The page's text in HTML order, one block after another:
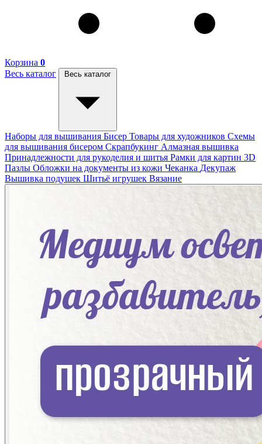
Корзина 0
Весь каталог
Весь каталог
Наборы для вышивания Бисер Товары для художников Схемы
для вышивания бисером Скрапбукинг Алмазная вышивка
Принадлежности для рукоделия и шитья Рамки для картин 3D
Пазлы Обложки на документы из кожи Чеканка Декупаж
Вышивка подушек Шитьё игрушек Вязание